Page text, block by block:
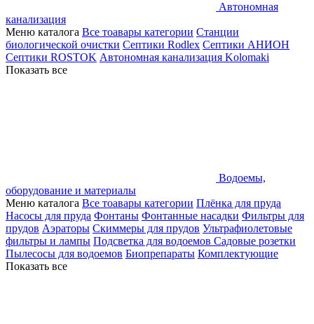
Автономная
канализация
Меню каталога Все тоавары категории Станции
биологической очистки Септики Rodlex Септики АНИОН
Септики ROSTOK Автономная канализация Kolomaki
Показать все
Водоемы,
оборудование и материалы
Меню каталога Все тоавары категории Плёнка для пруда
Насосы для пруда Фонтаны Фонтанные насадки Фильтры для
прудов Аэраторы Скиммеры для прудов Ультрафиолетовые
фильтры и лампы Подсветка для водоемов Садовые розетки
Пылесосы для водоемов Биопрепараты Комплектующие
Показать все